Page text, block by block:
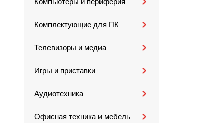
Комплектующие для ПК
Телевизоры и медиа
Игры и приставки
Аудиотехника
Офисная техника и мебель